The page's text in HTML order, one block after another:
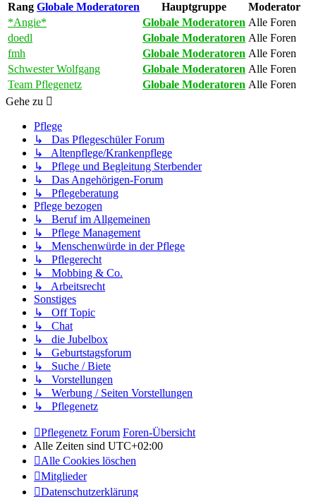
Rang Globale Moderatoren Hauptgruppe
Moderator
*Angie*
Globale Moderatoren Alle Foren
doedl
Globale Moderatoren Alle Foren
fmh
Globale Moderatoren Alle Foren
Schwester Wolfgang
Globale Moderatoren Alle Foren
Team Pflegenetz
Globale Moderatoren Alle Foren
Gehe zu
Pflege
↳ Das Pflegeschüler Forum
↳ Altenpflege/Krankenpflege
↳ Pflege und Begleitung Sterbender
↳ Das Angehörigen-Forum
↳ Pflegeberatung
Pflege bezogen
↳ Beruf im Allgemeinen
↳ Pflege Management
↳ Menschenwürde in der Pflege
↳ Pflegerecht
↳ Mobbing & Co.
↳ Arbeitsrecht
Sonstiges
↳ Off Topic
↳ Chat
↳ die Jubelbox
↳ Geburtstagsforum
↳ Suche / Biete
↳ Vorstellungen
↳ Werbung / Seiten Vorstellungen
↳ Pflegenetz
Pflegenetz Forum Foren-Übersicht
Alle Zeiten sind UTC+02:00
Alle Cookies löschen
Mitglieder
Datenschutzerklärung